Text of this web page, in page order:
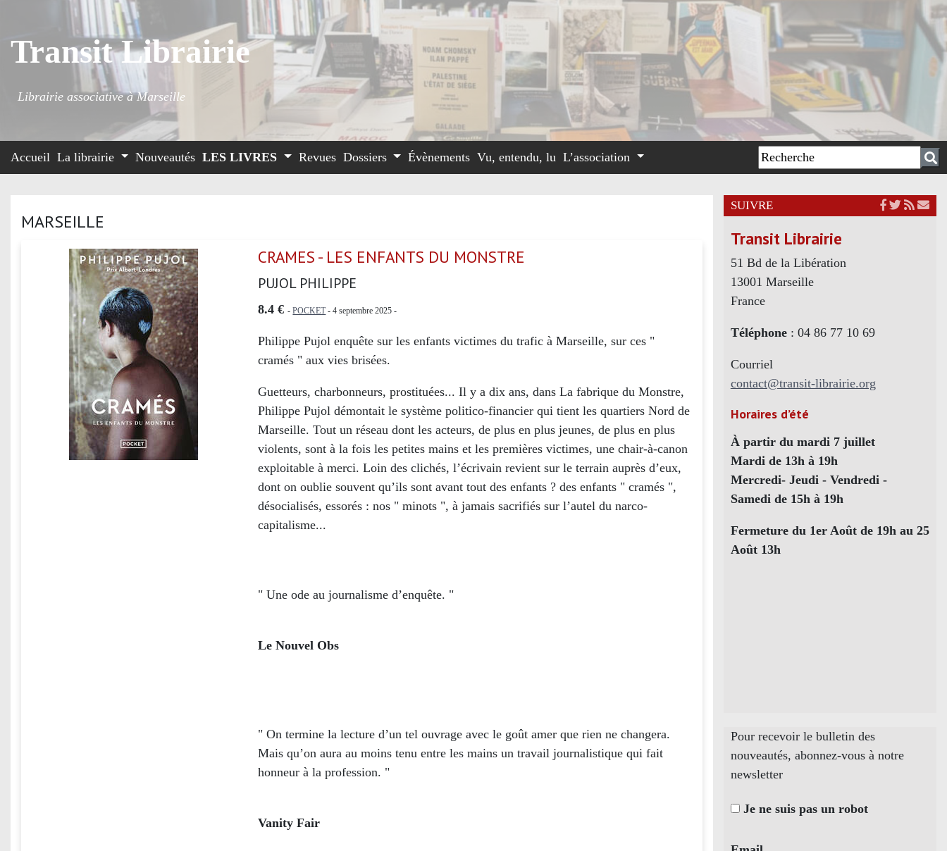
Transit Librairie
Librairie associative à Marseille
Accueil La librairie Nouveautés LES LIVRES Revues Dossiers Évènements Vu, entendu, lu L’association
MARSEILLE
CRAMES - LES ENFANTS DU MONSTRE
PUJOL PHILIPPE
8.4 € -POCKET- 4 septembre 2025 -
Philippe Pujol enquête sur les enfants victimes du trafic à Marseille, sur ces "
cramés " aux vies brisées.
Guetteurs, charbonneurs, prostituées... Il y a dix ans, dans La fabrique du Monstre,
Philippe Pujol démontait le système politico-financier qui tient les quartiers Nord de
Marseille. Tout un réseau dont les acteurs, de plus en plus jeunes, de plus en plus
violents, sont à la fois les petites mains et les premières victimes, une chair-à-canon
exploitable à merci. Loin des clichés, l’écrivain revient sur le terrain auprès d’eux,
dont on oublie souvent qu’ils sont avant tout des enfants ? des enfants " cramés ",
désocialisés, essorés : nos " minots ", à jamais sacrifiés sur l’autel du narco-
capitalisme...
" Une ode au journalisme d’enquête. "
Le Nouvel Obs
" On termine la lecture d’un tel ouvrage avec le goût amer que rien ne changera.
Mais qu’on aura au moins tenu entre les mains un travail journalistique qui fait
honneur à la profession. "
Vanity Fair
SUIVRE
Transit Librairie
51 Bd de la Libération
13001 Marseille
France
Téléphone: 04 86 77 10 69
Courriel
contact@transit-librairie.org
Horaires d’été
À partir du mardi 7 juillet
Mardi de 13h à 19h
Mercredi- Jeudi - Vendredi -
Samedi de 15h à 19h
Fermeture du 1er Août de 19h au 25
Août 13h
Pour recevoir le bulletin des
nouveautés, abonnez-vous à notre
newsletter
Je ne suis pas un robot